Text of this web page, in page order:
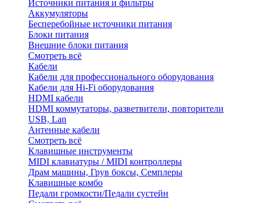
Источники питания и фильтры
Аккумуляторы
Бесперебойные источники питания
Блоки питания
Внешние блоки питания
Смотреть всё
Кабели
Кабели для профессионального оборудования
Кабели для Hi-Fi оборудования
HDMI кабели
HDMI коммутаторы, разветвители, повторители
USB, Lan
Антенные кабели
Смотреть всё
Клавишные инструменты
MIDI клавиатуры / MIDI контроллеры
Драм машины, Грув боксы, Семплеры
Клавишные комбо
Педали громкости/Педали сустейн